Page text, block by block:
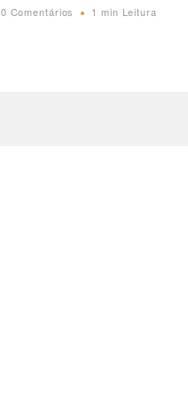
0 Comentários 1 min Leitura